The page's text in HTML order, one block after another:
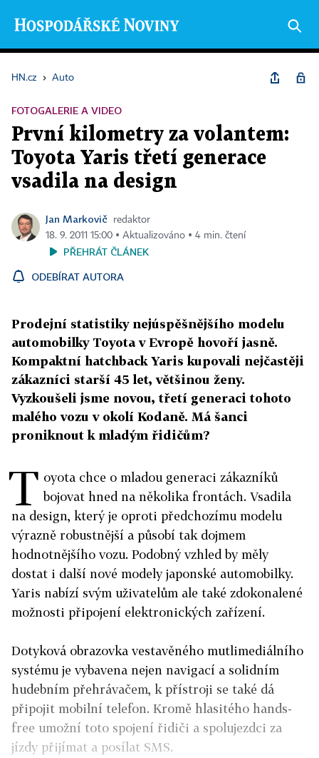
HN.cz › Auto
FOTOGALERIE A VIDEO
První kilometry za volantem:
Toyota Yaris třetí generace
vsadila na design
Jan Markovič
redaktor
18. 9. 2011 15:00 ▪ Aktualizováno ▪ 4 min. čtení
PŘEHRÁT ČLÁNEK
ODEBÍRAT AUTORA
Prodejní statistiky nejúspěšnějšího modelu
automobilky Toyota v Evropě hovoří jasně.
Kompaktní hatchback Yaris kupovali nejčastěji
zákazníci starší 45 let, většinou ženy.
Vyzkoušeli jsme novou, třetí generaci tohoto
malého vozu v okolí Kodaně. Má šanci
proniknout k mladým řidičům?
T oyota chce o mladou generaci zákazníků
bojovat hned na několika frontách. Vsadila
na design, který je oproti předchozímu modelu
výrazně robustnější a působí tak dojmem
hodnotnějšího vozu. Podobný vzhled by měly
dostat i další nové modely japonské automobilky.
Yaris nabízí svým uživatelům ale také zdokonalené
možnosti připojení elektronických zařízení.
Dotyková obrazovka vestavěného mutlimediálního
systému je vybavena nejen navigací a solidním
hudebním přehrávačem, k přístroji se také dá
připojit mobilní telefon. Kromě hlasitého hands-
free umožní toto spojení řidiči a spolujezdci za
jízdy přijímat a posílat SMS.